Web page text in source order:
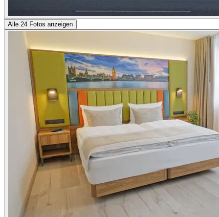
Alle 24 Fotos anzeigen